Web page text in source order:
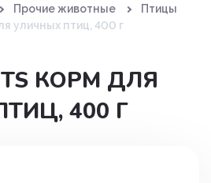
Прочие животные
Птицы
уличных птиц, 400 г
КОРМ ДЛЯ
400 Г